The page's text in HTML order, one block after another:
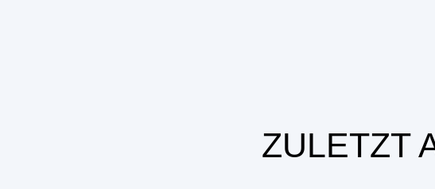
ZULETZT